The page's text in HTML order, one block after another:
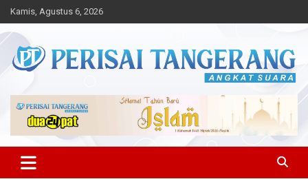
Skip
to
content
Kamis, Agustus 6, 2026
Perisai Tangerang – Angkat
Suara